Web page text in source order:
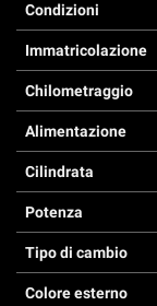
Condizioni
Immatricolazione
Chilometraggio
Alimentazione
Cilindrata
Potenza
Tipo di cambio
Colore esterno
informazioni
sull'utilità
e
sul
funzionamento
questi
strumenti
tracciamento
si
rimanda
alla
cookie